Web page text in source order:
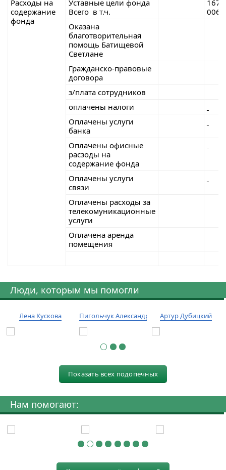
Расходы на
содержание
фонда
Уставные цели фонда
Всего в т.ч.
167
Оказана
благотворительная
помощь Батищевой
Светлане
Гражданско-правовые
договора
з/плата сотрудников
оплачены налоги
Оплачены услуги
банка
Оплачены офисные
расзоды на
содержание фонда
Оплачены услуги
связи
Оплачены расходы за
телекомуникационные
услуги
Оплачена аренда
помещения
Люди, которым мы помогли
Лена Кускова Пигольчук Александр Артур Дубицкий
Показать всех подопечных
Нам помогают: